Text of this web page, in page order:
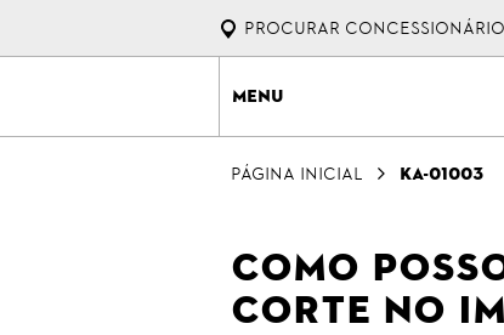
Procurar Concessionário
Menu
Página Inicial KA-01003
Como
corte no